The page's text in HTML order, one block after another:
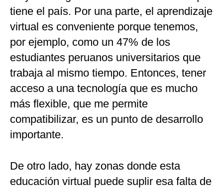
tiene el país. Por una parte, el aprendizaje
virtual es conveniente porque tenemos,
por ejemplo, como un 47% de los
estudiantes peruanos universitarios que
trabaja al mismo tiempo. Entonces, tener
acceso a una tecnología que es mucho
más flexible, que me permite
compatibilizar, es un punto de desarrollo
importante.
De otro lado, hay zonas donde esta
educación virtual puede suplir esa falta de